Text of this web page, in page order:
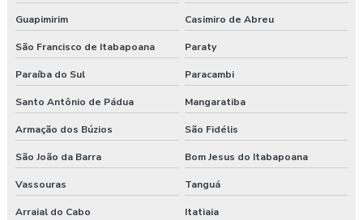
Curso esocial para segurança do trabalho
Curso de nr 17
Curso segurança do trabalho
Empresa de consultoria em saúde e segurança do trabalho
Empresa de consultoria segurança do trabalho
Guapimirim Casimiro de Abreu
São Francisco de Itabapoana Paraty
Paraíba do Sul Paracambi
Santo Antônio de Pádua Mangaratiba
Armação dos Búzios São Fidélis
São João da Barra Bom Jesus do Itabapoana
Vassouras Tanguá
Arraial do Cabo Itatiaia